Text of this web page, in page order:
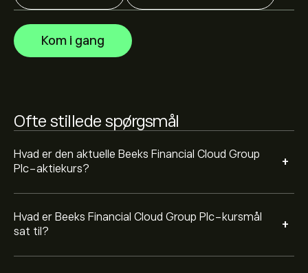
Kom i gang
Ofte stillede spørgsmål
Hvad er den aktuelle Beeks Financial Cloud Group
Plc-aktiekurs?
+
Hvad er Beeks Financial Cloud Group Plc-kursmål
sat til?
+
Financial Cloud Group Plc bygger på markedstrends,
finansielle rapporter og forventet vækst. Se den nyeste
prognose for aktiens kursudvikling.